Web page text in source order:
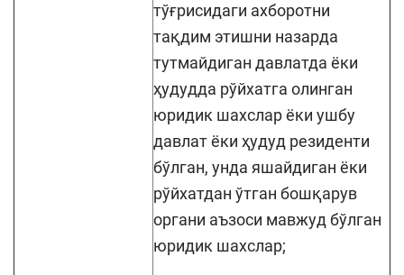
тўғрисидаги ахборотни
тақдим этишни назарда
тутмайдиган давлатда ёки
ҳудудда рўйхатга олинган
юридик шахслар ёки ушбу
давлат ёки ҳудуд резиденти
бўлган, унда яшайдиган ёки
рўйхатдан ўтган бошқарув
органи аъзоси мавжуд бўлган
юридик шахслар;